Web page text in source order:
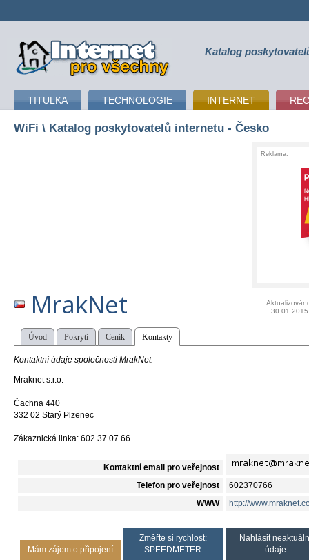
připojení k internetu Katalog
TITULKA TECHNOLOGIE INTERNET
WiFi \ Katalog poskytovatelů internetu - Česko
Reklama:
MrakNet
30.01.2015
Úvod Pokrytí Ceník Kontakty
Kontaktní údaje společnosti MrakNet:
Mraknet s.r.o.
Čachna 440
332 02 Starý Plzenec
Zákaznická linka: 602 37 07 66
Kontaktní email pro veřejnost
Telefon pro veřejnost 602370766
WWW http://
Mám zájem o připojení
Změřte si rychlost:
SPEEDMETER
Nahlásit
údaje